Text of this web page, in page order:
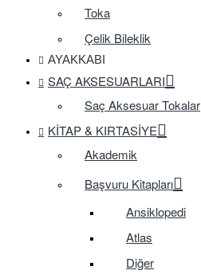
Toka
Çelik Bileklik
AYAKKABI
SAÇ AKSESUARLARI
Saç Aksesuar Tokalar
KITAP & KIRTASIYE
Akademik
Başvuru Kitapları
Ansiklopedi
Atlas
Diğer